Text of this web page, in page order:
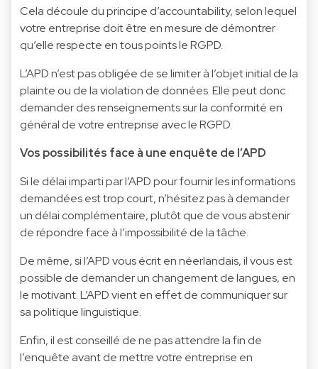
Cela découle du principe d’accountability, selon lequel
votre entreprise doit être en mesure de démontrer
qu’elle respecte en tous points le RGPD.
L’APD n’est pas obligée de se limiter à l’objet initial de la
plainte ou de la violation de données. Elle peut donc
demander des renseignements sur la conformité en
général de votre entreprise avec le RGPD.
Vos possibilités face à une enquête de l’APD
Si le délai imparti par l’APD pour fournir les informations
demandées est trop court, n’hésitez pas à demander
un délai complémentaire, plutôt que de vous abstenir
de répondre face à l’impossibilité de la tâche.
De même, si l’APD vous écrit en néerlandais, il vous est
possible de demander un changement de langues, en
le motivant. L’APD vient en effet de communiquer sur
sa politique linguistique.
Enfin, il est conseillé de ne pas attendre la fin de
l’enquête avant de mettre votre entreprise en